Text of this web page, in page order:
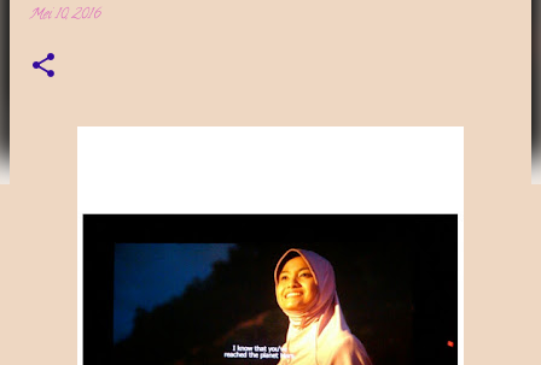
Mei 10, 2016